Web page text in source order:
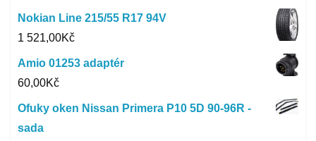
Nokian Line 215/55 R17 94V
1 521,00Kč
Amio 01253 adaptér
60,00Kč
Ofuky oken Nissan Primera P10 5D 90-96R -
sada